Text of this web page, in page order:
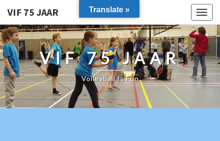
VIF 75 JAAR
VIF 75 JAAR
Volleyball Is Fun
Translate »